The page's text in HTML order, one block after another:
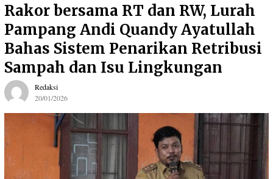
Rakor bersama RT dan RW, Lurah
Pampang Andi Quandy Ayatullah
Bahas Sistem Penarikan Retribusi
Sampah dan Isu Lingkungan
Redaksi
20/01/2026